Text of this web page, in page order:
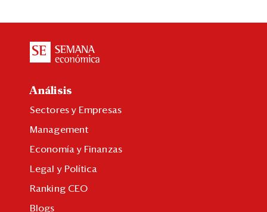
Análisis
Sectores y Empresas
Management
Economía y Finanzas
Legal y Política
Ranking CEO
Blogs